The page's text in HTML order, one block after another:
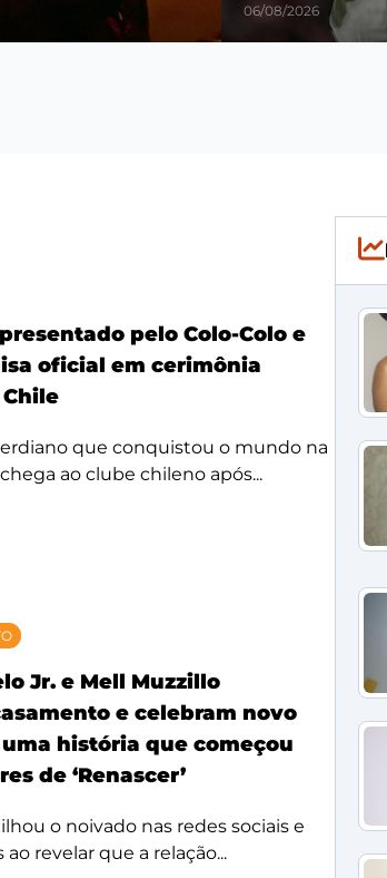
06/08/2026
pelo Colo-Colo e
oficial em cerimônia
que conquistou o mundo na
ao clube chileno após...
Jr. e Mell Muzzillo
e celebram novo
história que começou
de ‘Renascer’
o noivado nas redes sociais e
revelar que a relação...